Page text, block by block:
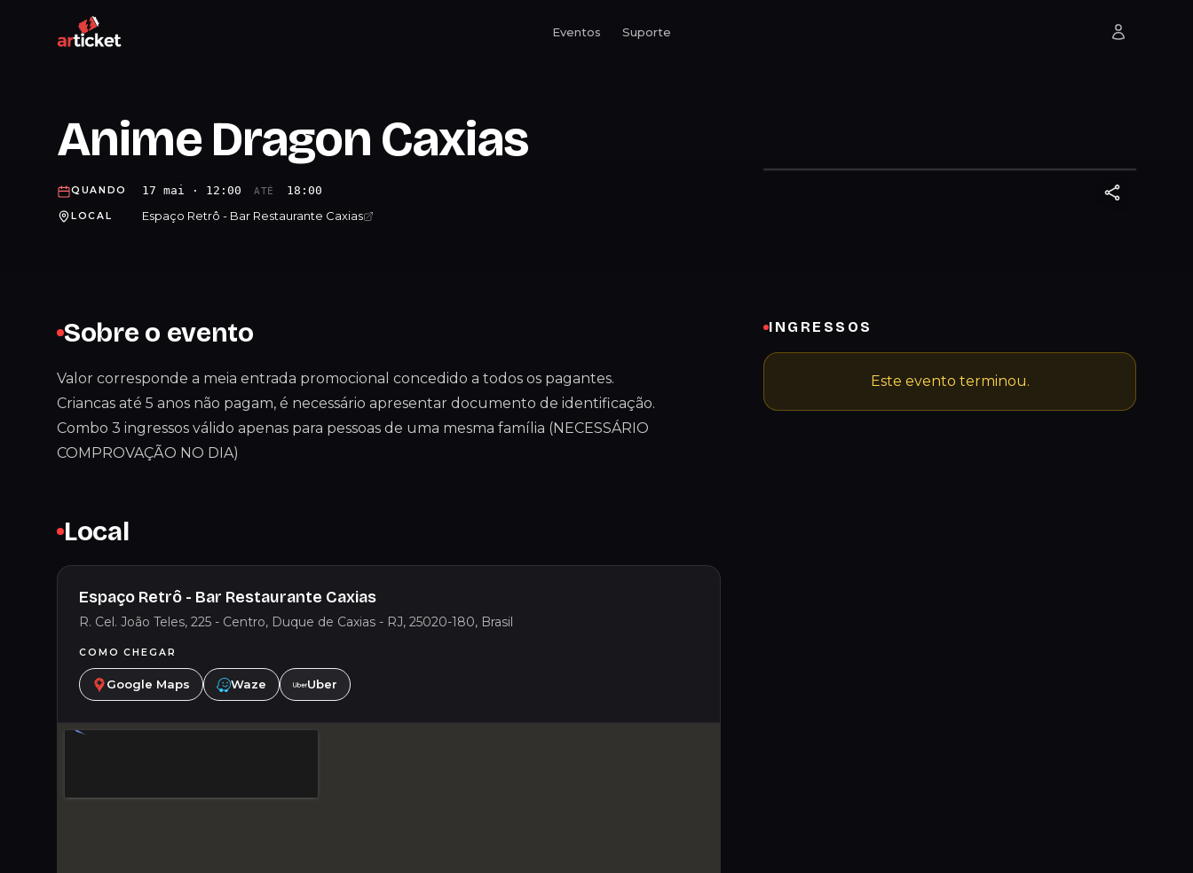
Eventos Suporte
Anime Dragon Caxias
QUANDO 17 mai · 12:00 ATÉ 18:00
LOCAL Espaço Retrô - Bar Restaurante Caxias
Sobre o evento
Valor corresponde a meia entrada promocional concedido a todos os pagantes.
Criancas até 5 anos não pagam, é necessário apresentar documento de identificação.
Combo 3 ingressos válido apenas para pessoas de uma mesma família (NECESSÁRIO
COMPROVAÇÃO NO DIA)
Local
Espaço Retrô - Bar Restaurante Caxias
R. Cel. João Teles, 225 - Centro, Duque de Caxias - RJ, 25020-180, Brasil
COMO CHEGAR
Google Maps Waze Uber
INGRESSOS
Este evento terminou.